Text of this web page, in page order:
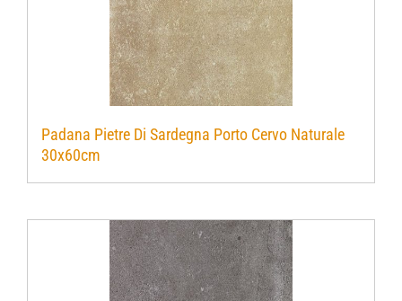
Padana Pietre Di Sardegna Porto Cervo Naturale
30x60cm